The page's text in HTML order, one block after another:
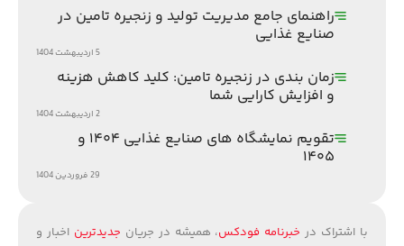
راهنمای جامع مدیریت تولید و زنجیره تامین در
صنایع غذایی
5 اردیبهشت 1404
زمان بندی در زنجیره تامین: کلید کاهش هزینه
و افزایش کارایی شما
2 اردیبهشت 1404
تقویم نمایشگاه های صنایع غذایی ۱۴۰۴ و
۱۴۰۵
29 فروردین 1404
با اشتراک در خبرنامه فودکس، همیشه در جریان جدیدترین اخبار و